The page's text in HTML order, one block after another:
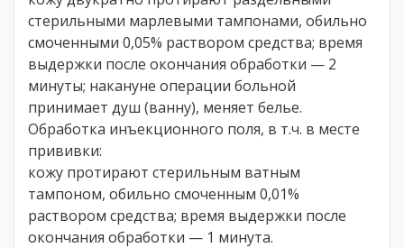
стерильными марлевыми тампонами, обильно
смоченными 0,05% раствором средства; время
выдержки после окончания обработки — 2
минуты; накануне операции больной
принимает душ (ванну), меняет белье.
Обработка инъекционного поля, в т.ч. в месте
прививки:
кожу протирают стерильным ватным
тампоном, обильно смоченным 0,01%
раствором средства; время выдержки после
окончания обработки — 1 минута.